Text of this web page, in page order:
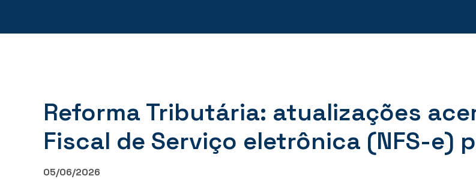
Reforma Tributária: atualizações
Fiscal de Serviço eletrônica (NFS-e)
05/06/2026